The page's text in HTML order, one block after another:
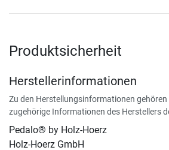
Produktsicherheit
Herstellerinformationen
Zu den Herstellungsinformationen gehören
zugehörige Informationen des Herstellers
Pedalo® by Holz-Hoerz
Holz-Hoerz GmbH